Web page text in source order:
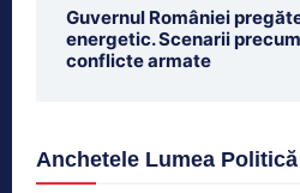
Guvernul României
energetic. Scenarii
conflicte armate
Anchetele Lumea Politică